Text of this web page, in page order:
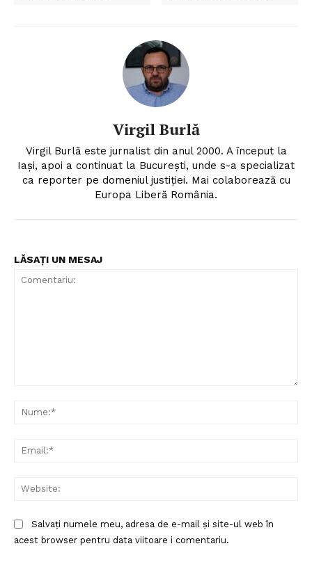
Virgil Burlă
Virgil Burlă este jurnalist din anul 2000. A început la
Iași, apoi a continuat la București, unde s-a specializat
ca reporter pe domeniul justiției. Mai colaborează cu
Europa Liberă România.
LĂSAȚI UN MESAJ
Salvați numele meu, adresa de e-mail și site-ul web în
acest browser pentru data viitoare i comentariu.